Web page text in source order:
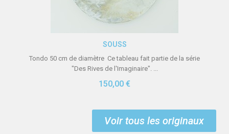
Aperçu rapide
SOUSS
Tondo 50 cm de diamètre Ce tableau fait partie de la série
"Des Rives de l'Imaginaire". ...
150,00 €
Voir tous les originaux